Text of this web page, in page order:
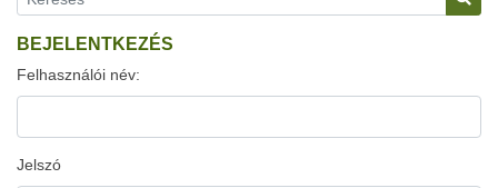
BEJELENTKEZÉS
Felhasználói név:
Jelszó